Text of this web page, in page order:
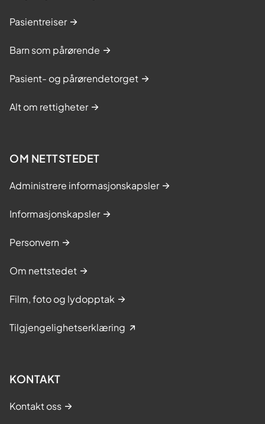
Pasientreiser
Barn som pårørende
Pasient- og pårørendetorget
Alt om rettigheter
OM NETTSTEDET
Administrere informasjonskapsler
Informasjonskapsler
Personvern
Om nettstedet
Film, foto og lydopptak
Tilgjengelighetserklæring
KONTAKT
Kontakt oss